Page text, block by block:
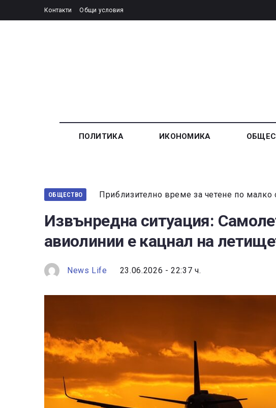
Контакти Общи условия
ПОЛИТИКА ИКОНОМИКА
ОБЩЕСТВО Приблизително време за четене по малко
Извънредна ситуация:
авиолинии е кацнал на
News Life 23.06.2026 - 22:37 ч.